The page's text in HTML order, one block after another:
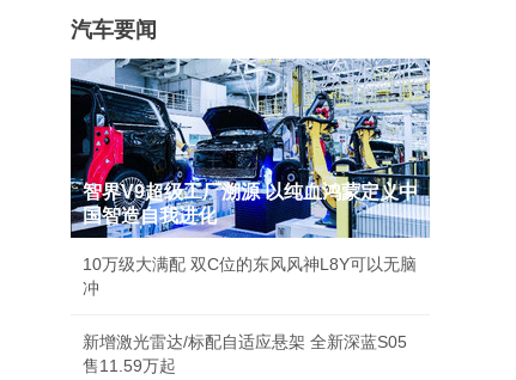
汽车要闻
智界V9超级工厂溯源 以纯血鸿蒙定义中
国智造自我进化
10万级大满配 双C位的东风风神L8Y可以无脑
冲
新增激光雷达/标配自适应悬架 全新深蓝S05
售11.59万起